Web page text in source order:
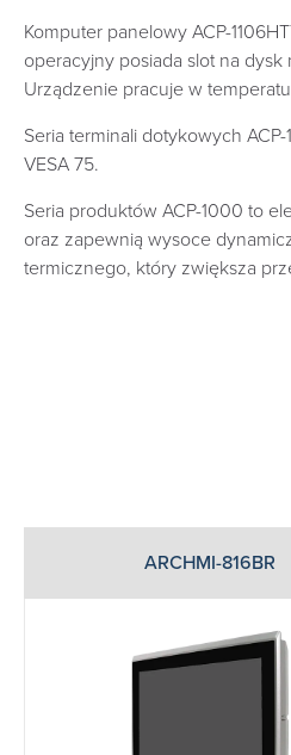
Komputer panelowy ACP-
operacyjny posiada slot na dysk
Urządzenie pracuje w
Seria terminali dotykowych
VESA 75.
Seria produktów ACP-1000 to
oraz zapewnią wysoce
termicznego, który zwiększa
ARCHMI-816BR